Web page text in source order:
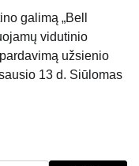
galimą „Bell
vidutinio
užsienio
13 d. Siūlomas